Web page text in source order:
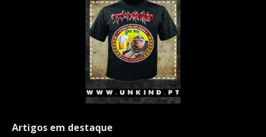
Artigos em destaque